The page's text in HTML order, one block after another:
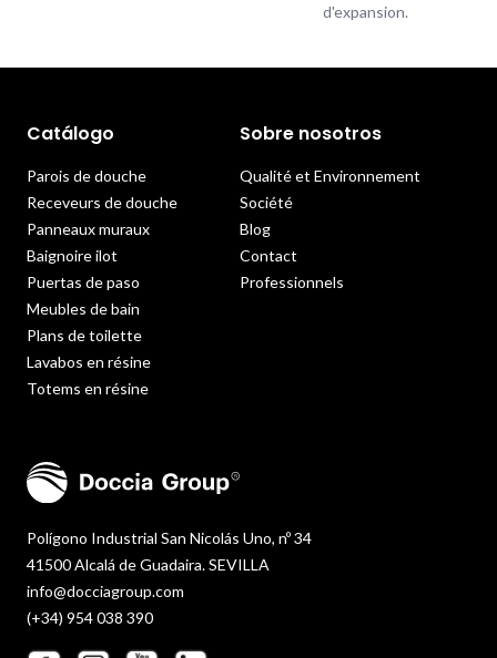
d'expansion.
Polígono Industrial San Nicolás Uno, nº 34
41500 Alcalá de Guadaira. SEVILLA
info@docciagroup.com
(+34) 954 038 390
Catálogo
Parois de douche
Receveurs de douche
Panneaux muraux
Baignoire ilot
Puertas de paso
Meubles de bain
Plans de toilette
Lavabos en résine
Totems en résine
Sobre nosotros
Qualité et Environnement
Société
Blog
Contact
Professionnels